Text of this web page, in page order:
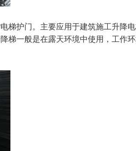
梯护门。主要应用于建筑施工升降
梯一般是在露天环境中使用，工作